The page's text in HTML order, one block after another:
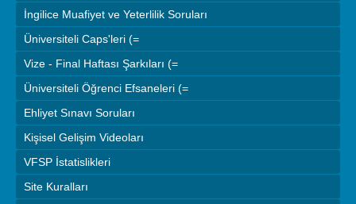
İngilice Muafiyet ve Yeterlilik Soruları
Üniversiteli Caps'leri (=
Vize - Final Haftası Şarkıları (=
Üniversiteli Öğrenci Efsaneleri (=
Ehliyet Sınavı Soruları
Kişisel Gelişim Videoları
VFSP İstatislikleri
Site Kuralları